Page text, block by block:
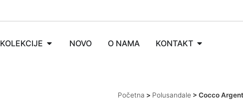
KOLEKCIJE NOVO O NAMA KONTAKT
Početna > Polusandale >Cocco